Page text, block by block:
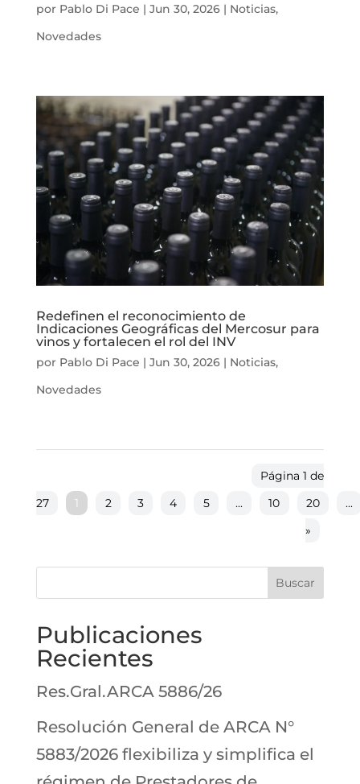
por Pablo Di Pace | Jun 30, 2026| Noticias,
Novedades
Redefinen el reconocimiento de
Indicaciones Geográficas del Mercosur para
vinos y fortalecen el rol del INV
por Pablo Di Pace | Jun 30, 2026| Noticias,
Novedades
Página 1 de
27
1 2 3 4 5 ... 10 20
...
»
Buscar
Publicaciones
Recientes
Res.Gral.ARCA 5886/26
Resolución General de ARCA N°
5883/2026 flexibiliza y simplifica el